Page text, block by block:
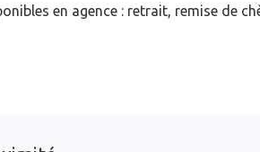
en agence : retrait, remise de